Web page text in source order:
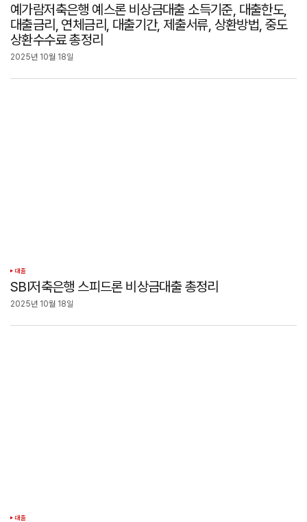
예가람저축은행 예스론 비상금대출 소득기준, 대출한도,
대출금리, 연체금리, 대출기간, 제출서류, 상환방법, 중도
상환수수료 총정리
2025년 10월 18일
대출
SBI저축은행 스피드론 비상금대출 총정리
2025년 10월 18일
대출